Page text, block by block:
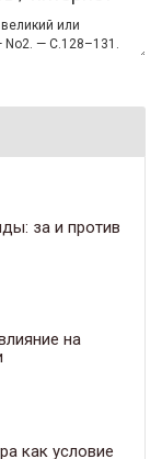
за и против
на
как условие